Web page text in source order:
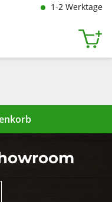
1-2 Werktage